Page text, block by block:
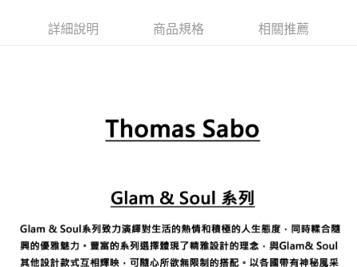
詳細說明 商品規格 相關推薦